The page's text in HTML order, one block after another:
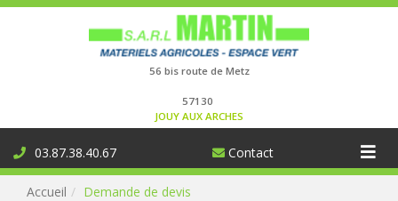
Connexion
56 bis route de Metz
57130
JOUY AUX ARCHES
03.87.38.40.67 Contact
la
Accueil Demande de devis